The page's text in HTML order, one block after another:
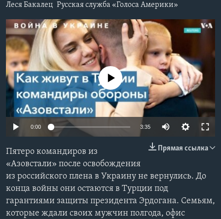
НЬЮ-ЙОРК NEW YORK
АМЕРИКА. БОЛЬШОЕ ПУТЕШЕСТВИЕ
ПОДПИСКА НА НОВОСТИ
Learning English
СОЦИАЛЬНЫЕ СЕТИ
Языки
Леся Бакалец Русская служба «Голоса Америки»
No media source currently available
0:00 3:35
Прямая ссылка
Пятеро командиров из
«Азовстали» после освобождения
из российского плена в Украину не вернулись. До
конца войны они остаются в Турции под
гарантиями защиты президента Эрдогана. Семьям,
которые ждали своих мужчин полгода, офис